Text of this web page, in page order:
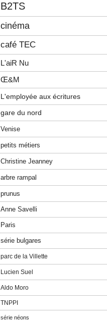
B2TS
cinéma
café TEC
L'aiR Nu
Œ&M
L'employée aux écritures
gare du nord
Venise
petits métiers
Christine Jeanney
arbre rampal
prunus
Anne Savelli
Paris
série bulgares
parc de la Villette
Lucien Suel
Aldo Moro
TNPPI
série néons